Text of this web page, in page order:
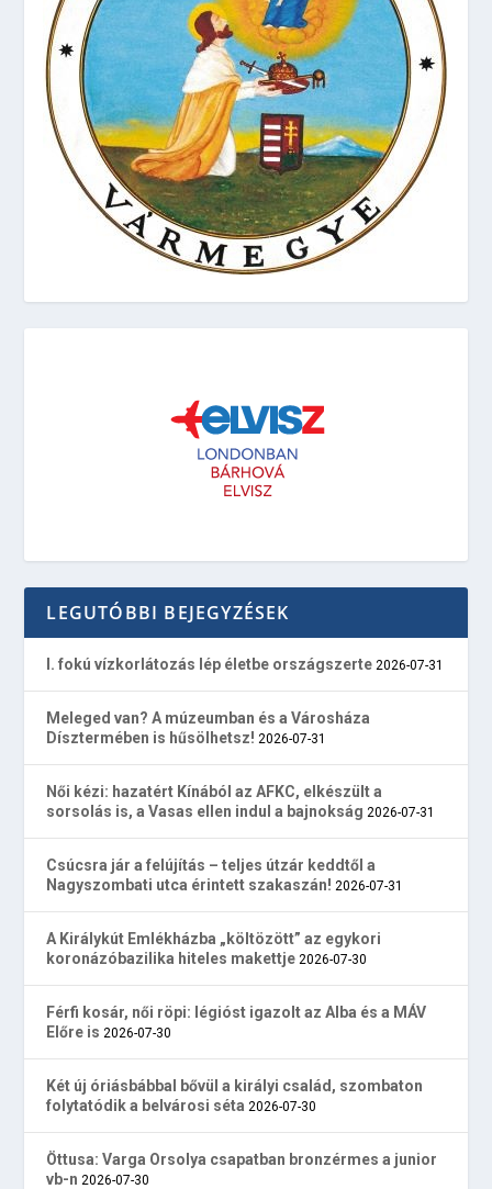
LEGUTÓBBI BEJEGYZÉSEK
I. fokú vízkorlátozás lép életbe országszerte 2026-07-31
Meleged van? A múzeumban és a Városháza
Dísztermében is hűsölhetsz! 2026-07-31
Női kézi: hazatért Kínából az AFKC, elkészült a
sorsolás is, a Vasas ellen indul a bajnokság 2026-07-31
Csúcsra jár a felújítás – teljes útzár keddtől a
Nagyszombati utca érintett szakaszán! 2026-07-31
A Királykút Emlékházba „költözött” az egykori
koronázóbazilika hiteles makettje 2026-07-30
Férfi kosár, női röpi: légióst igazolt az Alba és a MÁV
Előre is 2026-07-30
Két új óriásbábbal bővül a királyi család, szombaton
folytatódik a belvárosi séta 2026-07-30
Öttusa: Varga Orsolya csapatban bronzérmes a junior
vb-n 2026-07-30